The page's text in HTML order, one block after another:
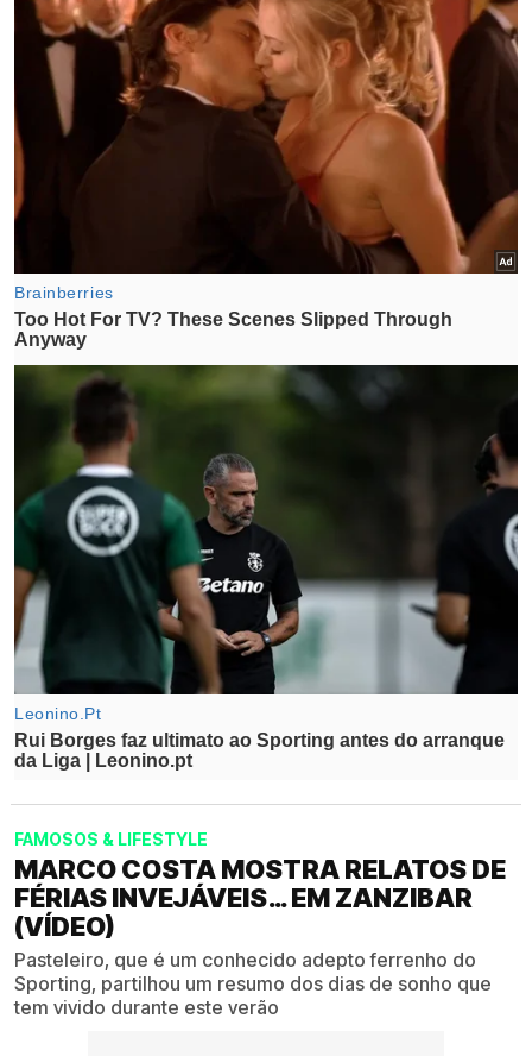
FAMOSOS & LIFESTYLE
MARCO COSTA MOSTRA RELATOS DE
FÉRIAS INVEJÁVEIS… EM ZANZIBAR
(VÍDEO)
Pasteleiro, que é um conhecido adepto ferrenho do
Sporting, partilhou um resumo dos dias de sonho que
tem vivido durante este verão